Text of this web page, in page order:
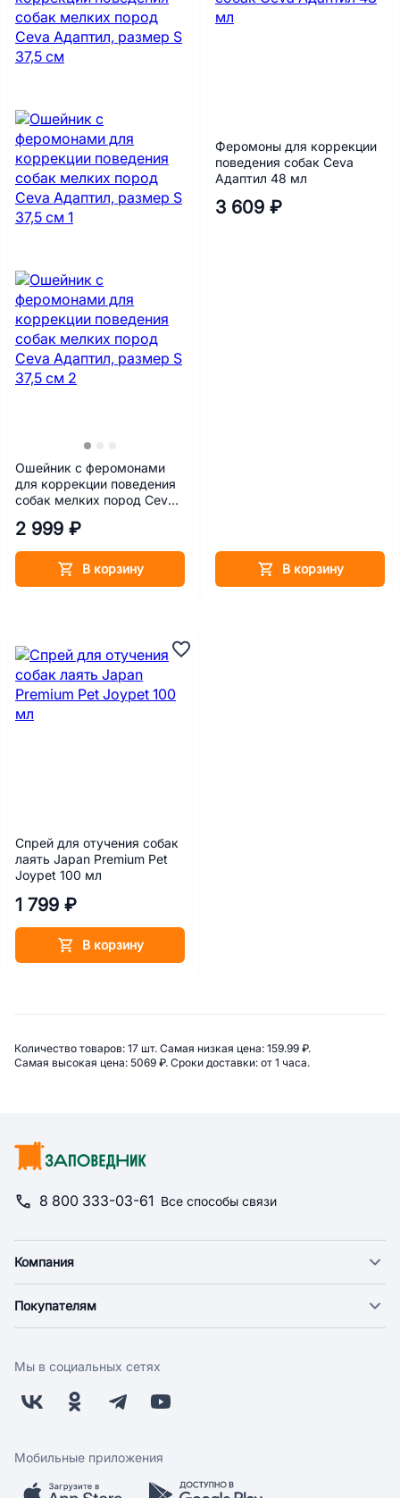
Ошейник с феромонами
для коррекции поведения
собак мелких пород Ceva
2 999 ₽
В корзину
Феромоны для коррекции
поведения собак Ceva
Адаптил 48 мл
3 609 ₽
В корзину
Спрей для отучения собак
лаять Japan Premium Pet
Joypet 100 мл
1 799 ₽
В корзину
Сводная информация по
Количество товаров: 17 шт. Самая низкая цена: 159.99 ₽.
Самая высокая цена: 5069 ₽. Сроки доставки: от 1 часа.
8 800 333-03-61 Все способы связи
Компания
Новости
Поставщикам
Заводчикам
Обратная связь
Покупателям
Оплата
Бонусная программа
Скидки и акции
Мы в социальных сетях
Мобильные приложения